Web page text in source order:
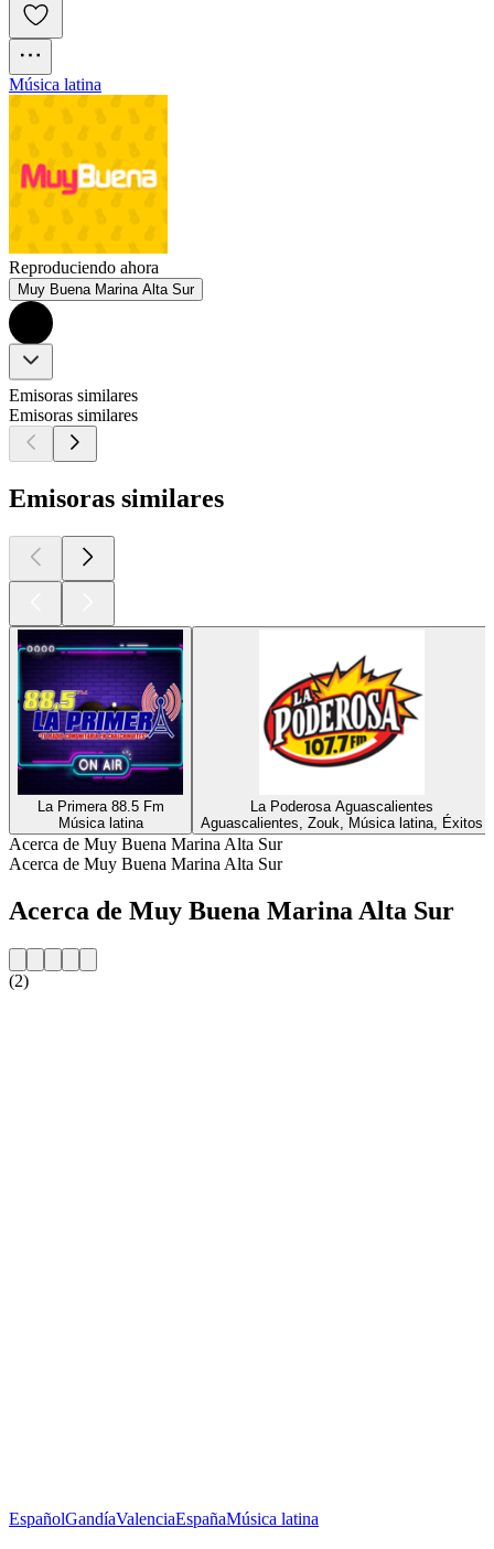
Música latina
Reproduciendo ahora
Muy Buena Marina Alta Sur
Emisoras similares
Emisoras similares
Emisoras similares
La Primera 88.5 Fm
Música latina
La Poderosa Aguascalientes
Aguascalientes, Zouk, Música latina, Éxitos
Acerca de Muy Buena Marina Alta Sur
Acerca de Muy Buena Marina Alta Sur
Acerca de Muy Buena Marina Alta Sur
(2)
EspañolGandíaValenciaEspañaMúsica latina